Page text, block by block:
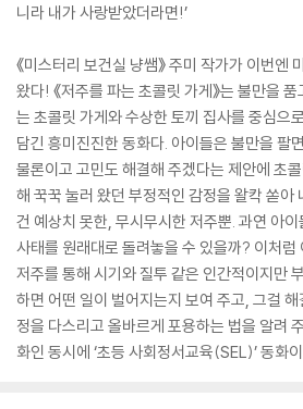
니라 내가 사랑받았더라면!’
《미스터리 보건실 냥쌤》 주미 작가가 이번엔
왔다! 《저주를 파는 초콜릿 가게》는 불만을
는 초콜릿 가게와 수상한 토끼 집사를 중심으
담긴 흥미진진한 동화다. 아이들은 불만을 팔
물론이고 고민도 해결해 주겠다는 제안에 초
해 꾹꾹 눌러 왔던 부정적인 감정을 왈칵 쏟아
건 예상치 못한, 무시무시한 저주뿐. 과연 아
사태를 원래대로 돌려놓을 수 있을까? 이처럼
저주를 통해 시기와 질투 같은 인간적이지만
하면 어떤 일이 벌어지는지 보여 주고, 그걸
정을 다스리고 올바르게 포용하는 법을 알려
화인 동시에 ‘초등 사회정서교육(SEL)’ 동화